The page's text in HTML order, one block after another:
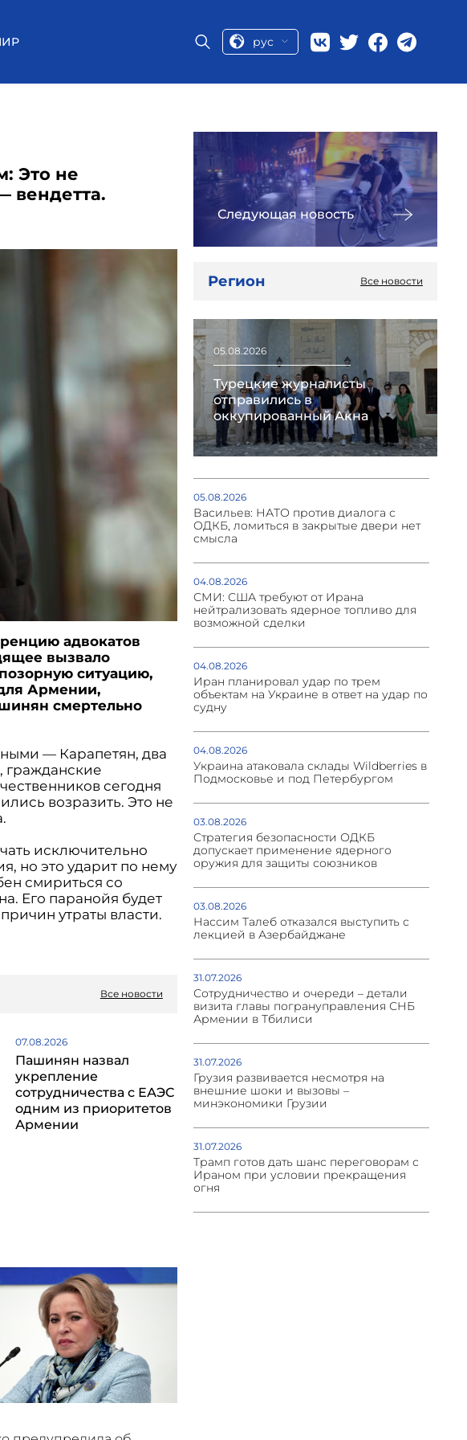
рус
Это не
вендетта.
адвокатов
вызвало
ситуацию,
Армении,
смертельно
— Карапетян, два
гражданские
сегодня
возразить. Это не
исключительно
но это ударит по нему
смириться со
Его паранойя будет
утраты власти.
Все новости
07.08.2026
Пашинян назвал
укрепление
сотрудничества с ЕАЭС
одним из приоритетов
Армении
Следующая новость
Регион Все новости
05.08.2026
Турецкие журналисты
отправились в
оккупированный Акна
05.08.2026
Васильев: НАТО против диалога с
ОДКБ, ломиться в закрытые двери нет
смысла
04.08.2026
СМИ: США требуют от Ирана
нейтрализовать ядерное топливо для
возможной сделки
04.08.2026
Иран планировал удар по трем
объектам на Украине в ответ на удар по
судну
04.08.2026
Украина атаковала склады Wildberries в
Подмосковье и под Петербургом
03.08.2026
Стратегия безопасности ОДКБ
допускает применение ядерного
оружия для защиты союзников
03.08.2026
Нассим Талеб отказался выступить с
лекцией в Азербайджане
31.07.2026
Сотрудничество и очереди – детали
визита главы погрануправления СНБ
Армении в Тбилиси
31.07.2026
Грузия развивается несмотря на
внешние шоки и вызовы –
минэкономики Грузии
31.07.2026
Трамп готов дать шанс переговорам с
Ираном при условии прекращения
огня